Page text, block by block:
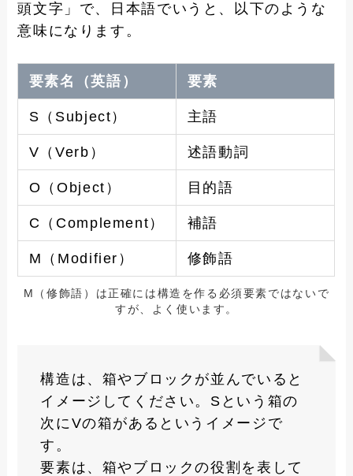
頭文字」で、日本語でいうと、以下のような
意味になります。
要素名（英語） 要素
S（Subject） 主語
V（Verb） 述語動詞
O（Object） 目的語
C（Complement） 補語
M（Modifier） 修飾語
M（修飾語）は正確には構造を作る必須要素ではないで
すが、よく使います。
構造は、箱やブロックが並んでいると
イメージしてください。Sという箱の
次にVの箱があるというイメージで
す。
要素は、箱やブロックの役割を表して